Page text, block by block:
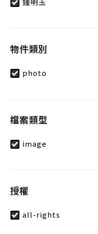
物件類別
photo
檔案類型
image
授權
all-rights